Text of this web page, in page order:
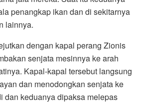
penangkap ikan dan di sekitarnya
lainnya.
dengan kapal perang Zionis
senjata mesinnya ke arah
Kapal-kapal tersebut langsung
dan menodongkan senjata ke
dan keduanya dipaksa melepas